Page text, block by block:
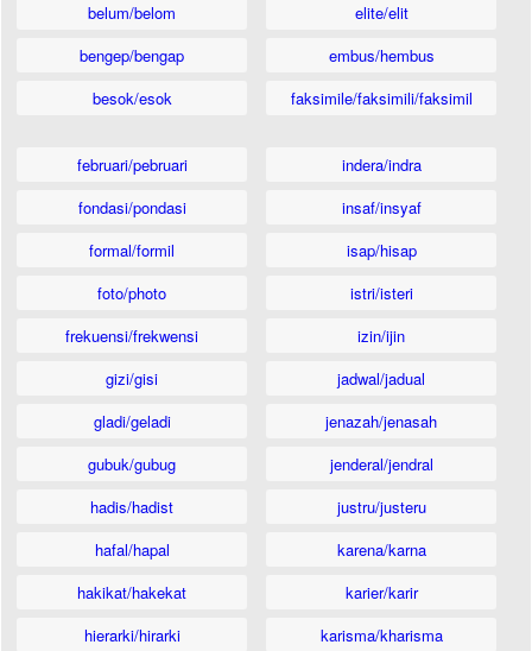
belum/belom
bengep/bengap
besok/esok
elite/elit
embus/hembus
faksimile/faksimili/faksimil
februari/pebruari
fondasi/pondasi
formal/formil
foto/photo
frekuensi/frekwensi
gizi/gisi
gladi/geladi
gubuk/gubug
hadis/hadist
hafal/hapal
hakikat/hakekat
hierarki/hirarki
indera/indra
insaf/insyaf
isap/hisap
istri/isteri
izin/ijin
jadwal/jadual
jenazah/jenasah
jenderal/jendral
justru/justeru
karena/karna
karier/karir
karisma/kharisma